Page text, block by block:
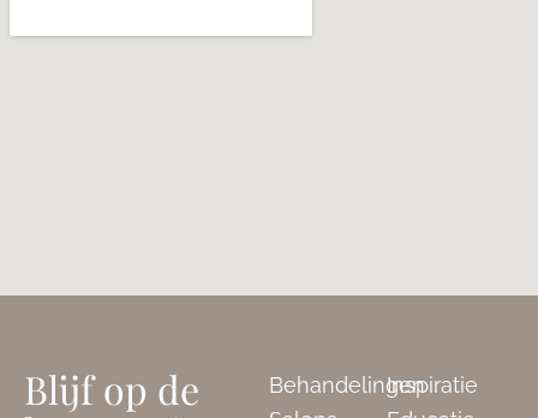
Blijf op de
BehandelingenInspiratie